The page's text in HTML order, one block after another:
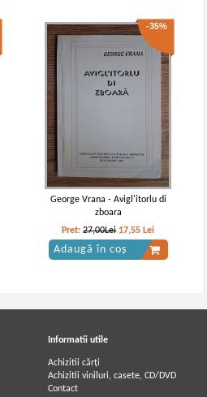
Mihai Eminescu - Poezii (3 volume)
32,00Lei20,80Lei
Adaugă în coș
-30%
Mihai Eminescu - Poezii (Ed.
-35%
George Vrana - Avigl'itorlu di
zboara
Pret:27,00Lei 17,55 Lei
Adaugă în coș
Informatii utile
Achizitii cărți
Achizitii viniluri, casete, CD/DVD
Contact